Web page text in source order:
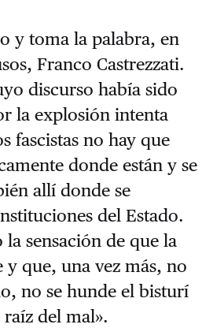
y toma la palabra, en
Franco Castrezzati.
discurso había sido
la explosión intenta
fascistas no hay que
donde están y se
allí donde se
del Estado.
la sensación de que la
y que, una vez más, no
no se hunde el bisturí
del mal».